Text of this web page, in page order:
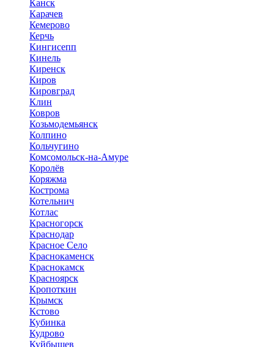
Канск
Карачев
Кемерово
Керчь
Кингисепп
Кинель
Киренск
Киров
Кировград
Клин
Ковров
Козьмодемьянск
Колпино
Кольчугино
Комсомольск-на-Амуре
Королёв
Коряжма
Кострома
Котельнич
Котлас
Красногорск
Краснодар
Красное Село
Краснокаменск
Краснокамск
Красноярск
Кропоткин
Крымск
Кстово
Кубинка
Кудрово
Куйбышев